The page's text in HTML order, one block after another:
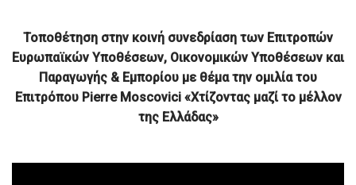
Τοποθέτηση στην κοινή συνεδρίαση των Επιτροπών
Ευρωπαϊκών Υποθέσεων, Οικονομικών Υποθέσεων και
Παραγωγής & Εμπορίου με θέμα την ομιλία του
Επιτρόπου Pierre Moscovici «Χτίζοντας μαζί το μέλλον
της Ελλάδας»